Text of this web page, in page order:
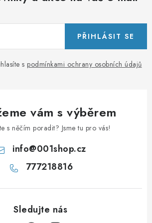
s podmínkami ochrany osobních údajů
PŘIHLÁSIT SE
vám s výběrem
s něčím poradit? Jsme tu pro vás!
info@001shop.cz
777218816